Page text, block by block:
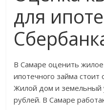
для
В Самаре оценить
ипотечного займа
Жилой дом и земельный
рублей. В Самаре